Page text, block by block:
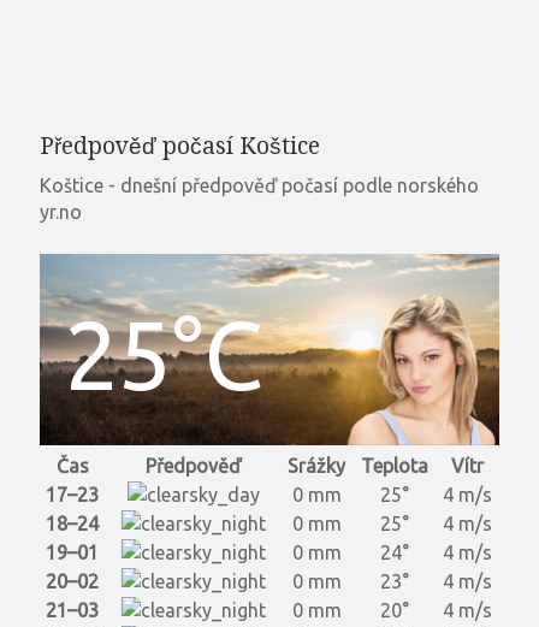
Předpověď počasí Koštice
Koštice - dnešní předpověď počasí podle norského
yr.no
25°C
Čas Předpověď Srážky Teplota
Vítr
17–23
0 mm 25°
4 m/s
18–24
0 mm 25°
4 m/s
19–01
0 mm 24°
4 m/s
20–02
0 mm 23°
4 m/s
21–03
0 mm 20°
4 m/s